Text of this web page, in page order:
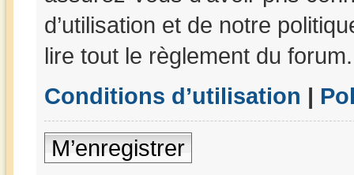
d’utilisation et de notre
lire tout le règlement du forum.
Conditions d’utilisation |
M’enregistrer